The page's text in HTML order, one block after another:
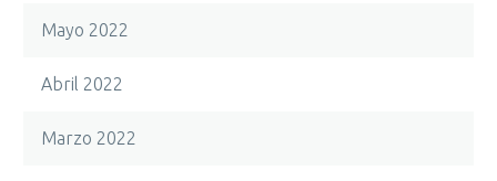
Mayo 2022
Abril 2022
Marzo 2022